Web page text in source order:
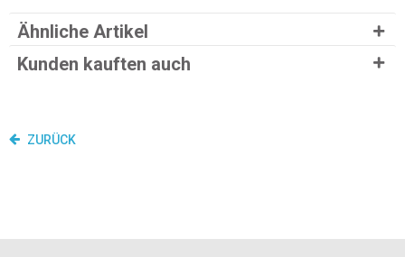
Ähnliche Artikel
Kunden kauften auch
ZURÜCK